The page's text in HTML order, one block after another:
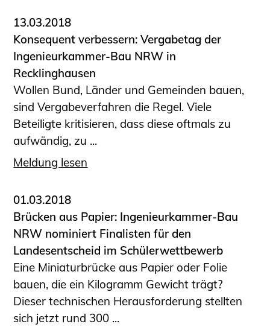
Sachverständige
Prüfsachverständige
Qualifizierte Tragwerksplaner/-innen
Bauvorlageberechtigte
Sachkundige für Zustands- und
Funktionsprüfung privater
Abwasserleitungen
Vereinbarungen mit
Ingenieurkammern
Zusatzqualifikationen
Geschützter Bereich
Informationen für Auftraggeber und
Verbraucher
Ingenieursuche (Mitglieder der IK-Bau
NRW)
Fachlisten
Bauherren-ABC
13.03.2018
Konsequent verbessern: Vergabetag der
Ingenieurkammer-Bau NRW in
Recklinghausen
Wollen Bund, Länder und Gemeinden bauen,
sind Vergabeverfahren die Regel. Viele
Beteiligte kritisieren, dass diese oftmals zu
aufwändig, zu ...
Meldung lesen
01.03.2018
Brücken aus Papier: Ingenieurkammer-Bau
NRW nominiert Finalisten für den
Landesentscheid im Schülerwettbewerb
Eine Miniaturbrücke aus Papier oder Folie
bauen, die ein Kilogramm Gewicht trägt?
Dieser technischen Herausforderung stellten
sich jetzt rund 300 ...